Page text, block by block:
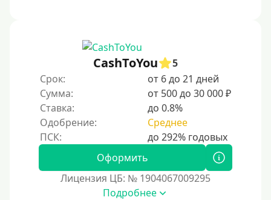
30000 руб на год
35000 руб
40000 руб
50000 руб
60000 руб
70000 руб
CashToYou
5
Срок:
от 6 до 21 дней
Сумма:
от 500 до 30 000 ₽
Ставка:
до 0.8%
Одобрение:
Среднее
Оформить
Лицензия ЦБ: № 1904067009295
Подробнее